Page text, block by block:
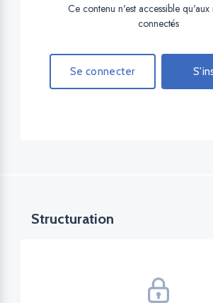
Ce contenu n'est accessible qu'aux
connectés
Se connecter
Structuration